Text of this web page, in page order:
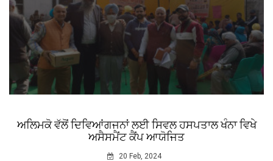
ਅਲਿਮਕੋ ਵੱਲੋਂ ਦਿਵਿਆਂਗਜਨਾਂ ਲਈ ਸਿਵਲ ਹਸਪਤਾਲ ਖੰਨਾ ਵਿਖੇ
ਅਸੈਸਮੈਂਟ ਕੈਂਪ ਆਯੋਜਿਤ
20 Feb, 2024